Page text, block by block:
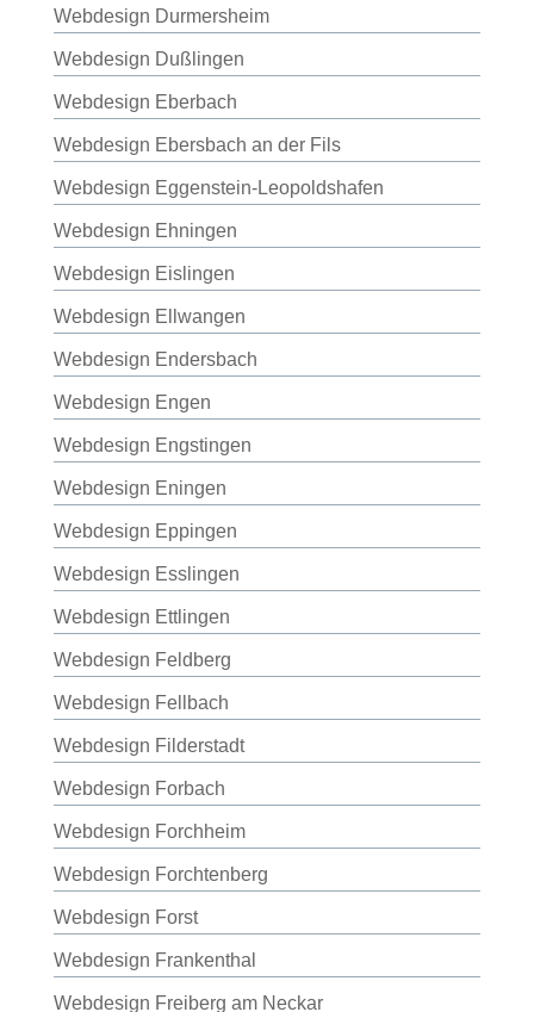
Webdesign Durmersheim
Webdesign Dußlingen
Webdesign Eberbach
Webdesign Ebersbach an der Fils
Webdesign Eggenstein-Leopoldshafen
Webdesign Ehningen
Webdesign Eislingen
Webdesign Ellwangen
Webdesign Endersbach
Webdesign Engen
Webdesign Engstingen
Webdesign Eningen
Webdesign Eppingen
Webdesign Esslingen
Webdesign Ettlingen
Webdesign Feldberg
Webdesign Fellbach
Webdesign Filderstadt
Webdesign Forbach
Webdesign Forchheim
Webdesign Forchtenberg
Webdesign Forst
Webdesign Frankenthal
Webdesign Freiberg am Neckar